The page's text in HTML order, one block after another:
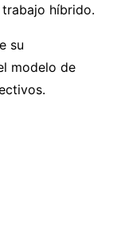
híbrido.
su
modelo de